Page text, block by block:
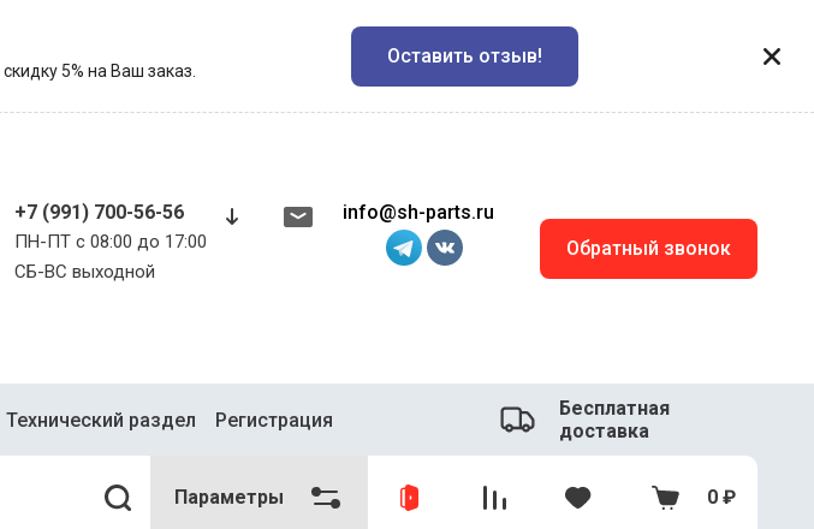
5% на Ваш заказ.
Оставить отзыв!
+7 (991) 700-56-56
ПН-ПТ с 08:00 до 17:00
​​​​​​​СБ-ВС выходной
info@sh-parts.ru
Обратный звонок
Технический раздел Регистрация
Бесплатная
доставка
Параметры 0 ₽